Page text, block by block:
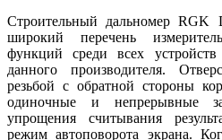
Строительный дальномер RGK
широкий перечень
функций среди всех
данного производителя.
резьбой с обратной стороны
одиночные и непрерывные
упрощения считывания
режим автоповорота экрана.